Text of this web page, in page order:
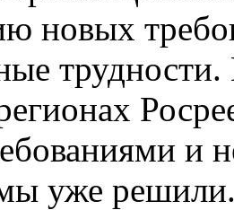
новых
и
уже